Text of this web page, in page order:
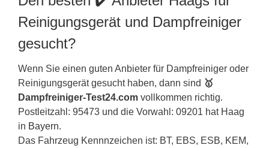
Reinigungsgerät und Dampfreiniger
gesucht?
Wenn Sie einen guten Anbieter für Dampfreiniger oder
Reinigungsgerät gesucht haben, dann sind 🥇
Dampfreiniger-Test24.com vollkommen richtig.
Postleitzahl: 95473 und die Vorwahl: 09201 hat Haag
in Bayern.
Das Fahrzeug Kennnzeichen ist: BT, EBS, ESB, KEM,